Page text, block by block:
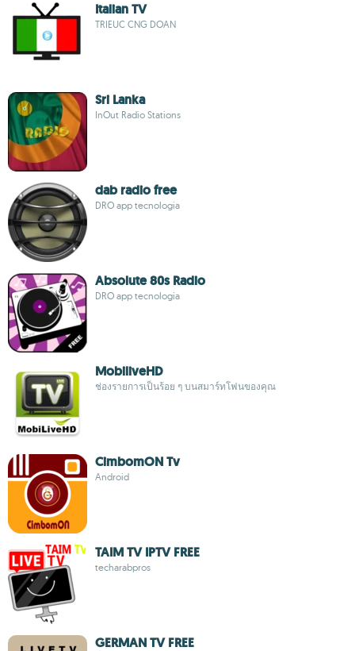
Italian TV
TRIEUC CNG DOAN
Sri Lanka
InOut Radio Stations
dab radio free
DRO app tecnologia
Absolute 80s Radio
DRO app tecnologia
MobiliveHD
ช่องรายการเป็นร้อย ๆ บนสมาร์ทโฟนของคุณ
CimbomON Tv
Android
TAIM TV IPTV FREE
techarabpros
GERMAN TV FREE